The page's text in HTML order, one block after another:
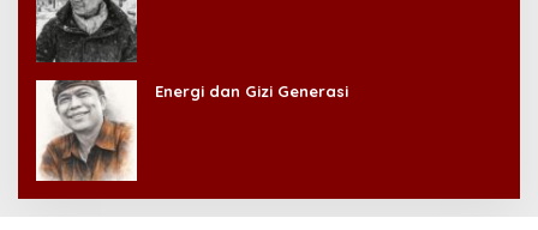
Energi dan Gizi Generasi